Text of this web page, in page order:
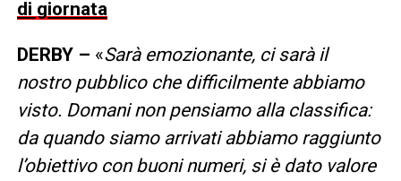
di giornata
DERBY – «Sarà emozionante, ci sarà il
nostro pubblico che difficilmente abbiamo
visto. Domani non pensiamo alla classifica:
da quando siamo arrivati abbiamo raggiunto
l’obiettivo con buoni numeri, si è dato valore